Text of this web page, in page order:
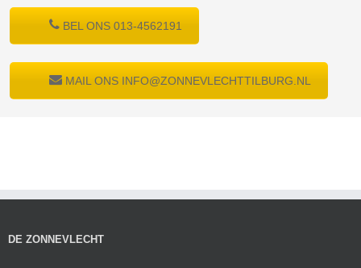
BEL ONS 013-4562191
MAIL ONS INFO@ZONNEVLECHTTILBURG.NL
DE ZONNEVLECHT